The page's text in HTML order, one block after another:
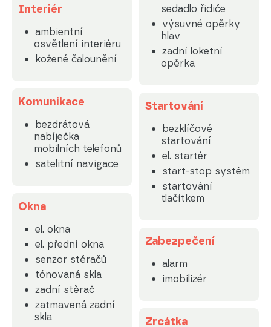
Interiér
ambientní
osvětlení interiéru
kožené čalounění
Komunikace
bezdrátová
nabíječka
mobilních telefonů
satelitní navigace
Okna
el. okna
el. přední okna
senzor stěračů
tónovaná skla
zadní stěrač
zatmavená zadní
skla
sedadlo řidiče
výsuvné opěrky
hlav
zadní loketní
opěrka
Startování
bezklíčové
startování
el. startér
start-stop systém
startování
tlačítkem
Zabezpečení
alarm
imobilizér
Zrcátka